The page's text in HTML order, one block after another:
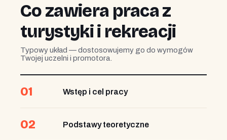
Co zawiera praca z
turystyki i rekreacji
Typowy układ — dostosowujemy go do wymogów
Twojej uczelni i promotora.
01 Wstęp i cel pracy
02 Podstawy teoretyczne